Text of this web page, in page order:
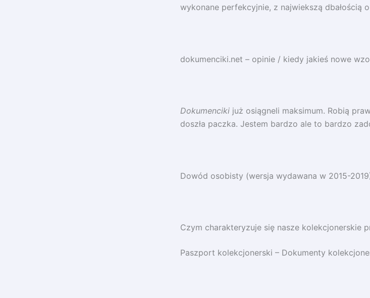
wykonane perfekcyjnie, z najwiekszą dbałością
dokumenciki.net – opinie / kiedy jakieś nowe
Dokumenciki już osiągneli maksimum. Robią
doszła paczka. Jestem bardzo ale to bardzo
Dowód osobisty (wersja wydawana w 2015-
Czym charakteryzuje się nasze kolekcjonerskie
Paszport kolekcjonerski – Dokumenty